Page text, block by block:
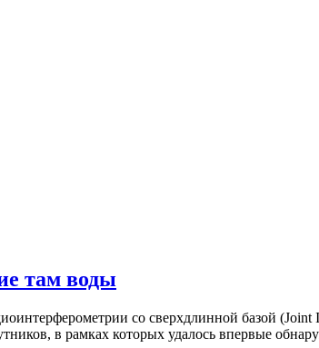
там воды
со сверхдлинной базой
в рамках которых удалось впервые